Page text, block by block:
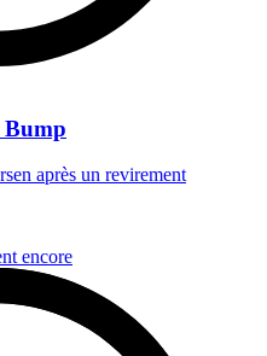
Bump
après un revirement